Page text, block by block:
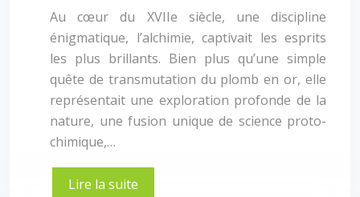
Au cœur du XVIIe siècle, une discipline
énigmatique, l’alchimie, captivait les esprits
les plus brillants. Bien plus qu’une simple
quête de transmutation du plomb en or, elle
représentait une exploration profonde de la
nature, une fusion unique de science proto-
chimique,…
Lire la suite